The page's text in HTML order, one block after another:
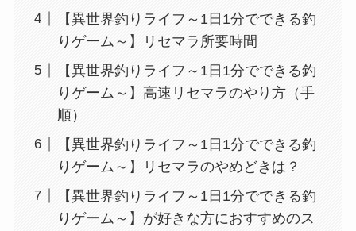
【異世界釣りライフ～1日1分でできる釣
りゲーム～】リセマラ所要時間
【異世界釣りライフ～1日1分でできる釣
りゲーム～】高速リセマラのやり方（手
順）
【異世界釣りライフ～1日1分でできる釣
りゲーム～】リセマラのやめどきは？
【異世界釣りライフ～1日1分でできる釣
りゲーム～】が好きな方におすすめのス